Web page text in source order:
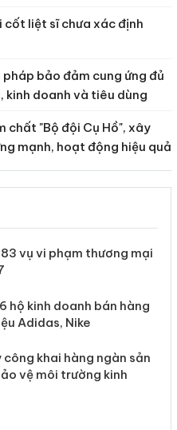
cốt liệt sĩ chưa xác định
bảo đảm cung ứng đủ
kinh doanh và tiêu dùng
chất "Bộ đội Cụ Hồ", xây
mạnh, hoạt động hiệu quả
83 vụ vi phạm thương
7
lý 6 hộ kinh doanh bán
nhãn hiệu Adidas, Nike